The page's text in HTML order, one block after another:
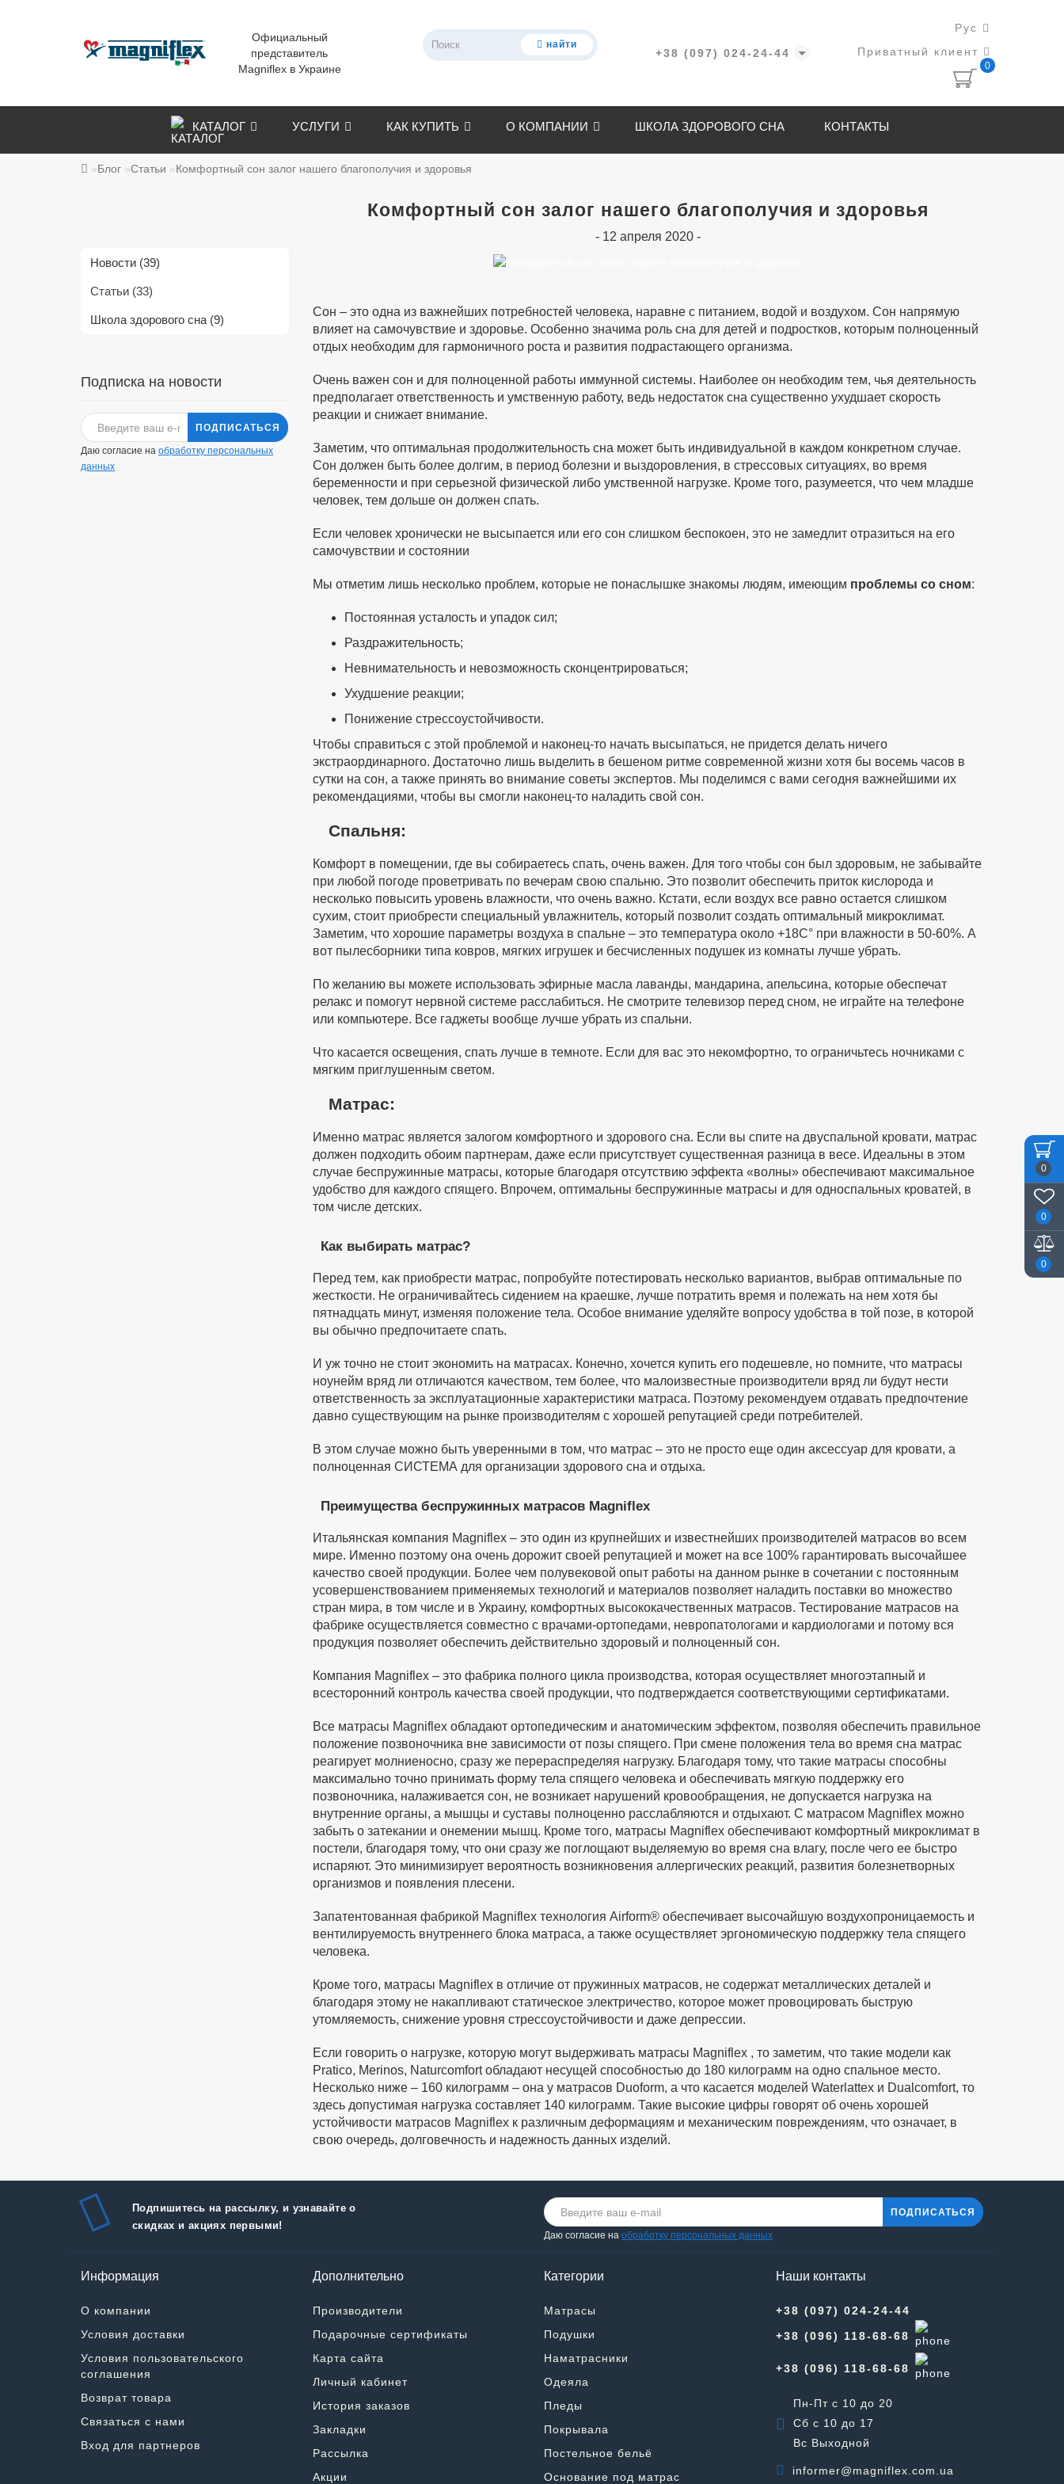
0
0
0
Официальный
представитель
Magniflex в Украине
найти
+38 (097) 024-24-44
Рус
Приватный клиент
0
КАТАЛОГ УСЛУГИ КАК КУПИТЬ О КОМПАНИИ ШКОЛА ЗДОРОВОГО СНА КОНТАКТЫ
Блог Статьи Комфортный сон залог нашего благополучия и здоровья
Новости (39)
Статьи (33)
Школа здорового сна (9)
Подписка на новости
ПОДПИСАТЬСЯ
Даю согласие на обработку персональных
данных
Комфортный сон залог нашего благополучия и здоровья
- 12 апреля 2020 -
Сон – это одна из важнейших потребностей человека, наравне с питанием, водой и воздухом. Сон напрямую
влияет на самочувствие и здоровье. Особенно значима роль сна для детей и подростков, которым полноценный
отдых необходим для гармоничного роста и развития подрастающего организма.
Очень важен сон и для полноценной работы иммунной системы. Наиболее он необходим тем, чья деятельность
предполагает ответственность и умственную работу, ведь недостаток сна существенно ухудшает скорость
реакции и снижает внимание.
Заметим, что оптимальная продолжительность сна может быть индивидуальной в каждом конкретном случае.
Сон должен быть более долгим, в период болезни и выздоровления, в стрессовых ситуациях, во время
беременности и при серьезной физической либо умственной нагрузке. Кроме того, разумеется, что чем младше
человек, тем дольше он должен спать.
Если человек хронически не высыпается или его сон слишком беспокоен, это не замедлит отразиться на его
самочувствии и состоянии
Мы отметим лишь несколько проблем, которые не понаслышке знакомы людям, имеющим проблемы со сном:
Постоянная усталость и упадок сил;
Раздражительность;
Невнимательность и невозможность сконцентрироваться;
Ухудшение реакции;
Понижение стрессоустойчивости.
Чтобы справиться с этой проблемой и наконец-то начать высыпаться, не придется делать ничего
экстраординарного. Достаточно лишь выделить в бешеном ритме современной жизни хотя бы восемь часов в
сутки на сон, а также принять во внимание советы экспертов. Мы поделимся с вами сегодня важнейшими их
рекомендациями, чтобы вы смогли наконец-то наладить свой сон.
Спальня:
Комфорт в помещении, где вы собираетесь спать, очень важен. Для того чтобы сон был здоровым, не забывайте
при любой погоде проветривать по вечерам свою спальню. Это позволит обеспечить приток кислорода и
несколько повысить уровень влажности, что очень важно. Кстати, если воздух все равно остается слишком
сухим, стоит приобрести специальный увлажнитель, который позволит создать оптимальный микроклимат.
Заметим, что хорошие параметры воздуха в спальне – это температура около +18С° при влажности в 50-60%. А
вот пылесборники типа ковров, мягких игрушек и бесчисленных подушек из комнаты лучше убрать.
По желанию вы можете использовать эфирные масла лаванды, мандарина, апельсина, которые обеспечат
релакс и помогут нервной системе расслабиться. Не смотрите телевизор перед сном, не играйте на телефоне
или компьютере. Все гаджеты вообще лучше убрать из спальни.
Что касается освещения, спать лучше в темноте. Если для вас это некомфортно, то ограничьтесь ночниками с
мягким приглушенным светом.
Матрас:
Именно матрас является залогом комфортного и здорового сна. Если вы спите на двуспальной кровати, матрас
должен подходить обоим партнерам, даже если присутствует существенная разница в весе. Идеальны в этом
случае беспружинные матрасы, которые благодаря отсутствию эффекта «волны» обеспечивают максимальное
удобство для каждого спящего. Впрочем, оптимальны беспружинные матрасы и для односпальных кроватей, в
том числе детских.
Как выбирать матрас?
Перед тем, как приобрести матрас, попробуйте потестировать несколько вариантов, выбрав оптимальные по
жесткости. Не ограничивайтесь сидением на краешке, лучше потратить время и полежать на нем хотя бы
пятнадцать минут, изменяя положение тела. Особое внимание уделяйте вопросу удобства в той позе, в которой
вы обычно предпочитаете спать.
И уж точно не стоит экономить на матрасах. Конечно, хочется купить его подешевле, но помните, что матрасы
ноунейм вряд ли отличаются качеством, тем более, что малоизвестные производители вряд ли будут нести
ответственность за эксплуатационные характеристики матраса. Поэтому рекомендуем отдавать предпочтение
давно существующим на рынке производителям с хорошей репутацией среди потребителей.
В этом случае можно быть уверенными в том, что матрас – это не просто еще один аксессуар для кровати, а
полноценная СИСТЕМА для организации здорового сна и отдыха.
Преимущества беспружинных матрасов Magniflex
Итальянская компания Magniflex – это один из крупнейших и известнейших производителей матрасов во всем
мире. Именно поэтому она очень дорожит своей репутацией и может на все 100% гарантировать высочайшее
качество своей продукции. Более чем полувековой опыт работы на данном рынке в сочетании с постоянным
усовершенствованием применяемых технологий и материалов позволяет наладить поставки во множество
стран мира, в том числе и в Украину, комфортных высококачественных матрасов. Тестирование матрасов на
фабрике осуществляется совместно с врачами-ортопедами, невропатологами и кардиологами и потому вся
продукция позволяет обеспечить действительно здоровый и полноценный сон.
Компания Magniflex – это фабрика полного цикла производства, которая осуществляет многоэтапный и
всесторонний контроль качества своей продукции, что подтверждается соответствующими сертификатами.
Все матрасы Magniflex обладают ортопедическим и анатомическим эффектом, позволяя обеспечить правильное
положение позвоночника вне зависимости от позы спящего. При смене положения тела во время сна матрас
реагирует молниеносно, сразу же перераспределяя нагрузку. Благодаря тому, что такие матрасы способны
максимально точно принимать форму тела спящего человека и обеспечивать мягкую поддержку его
позвоночника, налаживается сон, не возникает нарушений кровообращения, не допускается нагрузка на
внутренние органы, а мышцы и суставы полноценно расслабляются и отдыхают. С матрасом Magniflex можно
забыть о затекании и онемении мышц. Кроме того, матрасы Magniflex обеспечивают комфортный микроклимат в
постели, благодаря тому, что они сразу же поглощают выделяемую во время сна влагу, после чего ее быстро
испаряют. Это минимизирует вероятность возникновения аллергических реакций, развития болезнетворных
организмов и появления плесени.
Запатентованная фабрикой Magniflex технология Airform® обеспечивает высочайшую воздухопроницаемость и
вентилируемость внутреннего блока матраса, а также осуществляет эргономическую поддержку тела спящего
человека.
Кроме того, матрасы Magniflex в отличие от пружинных матрасов, не содержат металлических деталей и
благодаря этому не накапливают статическое электричество, которое может провоцировать быструю
утомляемость, снижение уровня стрессоустойчивости и даже депрессии.
Если говорить о нагрузке, которую могут выдерживать матрасы Magniflex , то заметим, что такие модели как
Pratico, Merinos, Naturcomfort обладают несущей способностью до 180 килограмм на одно спальное место.
Несколько ниже – 160 килограмм – она у матрасов Duoform, а что касается моделей Waterlattex и Dualcomfort, то
здесь допустимая нагрузка составляет 140 килограмм. Такие высокие цифры говорят об очень хорошей
устойчивости матрасов Magniflex к различным деформациям и механическим повреждениям, что означает, в
свою очередь, долговечность и надежность данных изделий.
Подпишитесь на рассылку, и узнавайте о
скидках и акциях первыми!
ПОДПИСАТЬСЯ
Даю согласие на обработку персональных данных
Информация
О компании
Условия доставки
Условия пользовательского
соглашения
Возврат товара
Связаться с нами
Вход для партнеров
Дополнительно
Производители
Подарочные сертификаты
Карта сайта
Личный кабинет
История заказов
Закладки
Рассылка
Акции
Категории
Матрасы
Подушки
Наматрасники
Одеяла
Пледы
Покрывала
Постельное бельё
Основание под матрас
Наши контакты
+38 (097) 024-24-44
+38 (096) 118-68-68
+38 (096) 118-68-68
Пн-Пт с 10 до 20
Сб с 10 до 17
Вс Выходной
informer@magniflex.com.ua